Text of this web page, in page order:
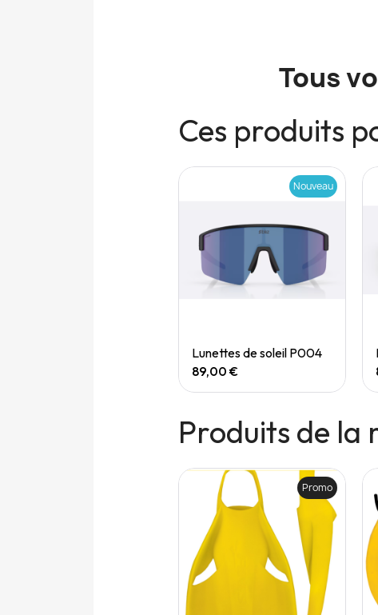
Tous
Ces produits
Quick View
Nouveau
Lunettes de soleil P004
89,00 €
Produits de la
Promo